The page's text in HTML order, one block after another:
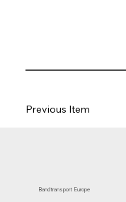
Previous Item
Bandtransport Europe